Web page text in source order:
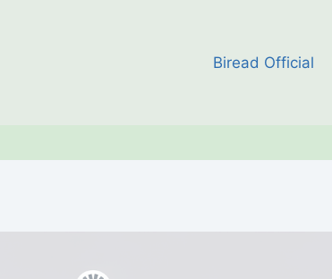
Biread Official